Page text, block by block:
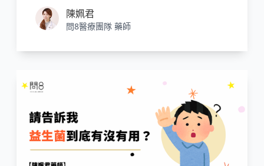
陳姵君
問8醫療團隊 藥師